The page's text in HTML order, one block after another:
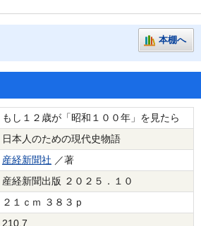
本棚へ
もし１２歳が「昭和１００年」を見たら
日本人のための現代史物語
産経新聞社 ／著
産経新聞出版 ２０２５．１０
２１ｃｍ ３８３ｐ
210.7